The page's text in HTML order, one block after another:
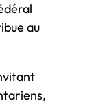
au